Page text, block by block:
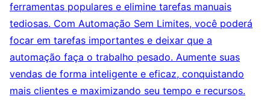
ferramentas populares e elimine tarefas manuais
tediosas. Com Automação Sem Limites, você poderá
focar em tarefas importantes e deixar que a
automação faça o trabalho pesado. Aumente suas
vendas de forma inteligente e eficaz, conquistando
mais clientes e maximizando seu tempo e recursos.